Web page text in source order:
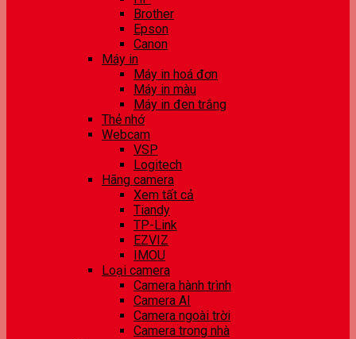
Brother
Epson
Canon
Máy in
Máy in hoá đơn
Máy in màu
Máy in đen trắng
Thẻ nhớ
Webcam
VSP
Logitech
Hãng camera
Xem tất cả
Tiandy
TP-Link
EZVIZ
IMOU
Loại camera
Camera hành trình
Camera AI
Camera ngoài trời
Camera trong nhà